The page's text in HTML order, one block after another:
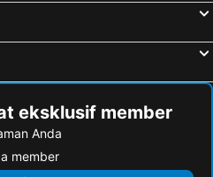
eksklusif member
Anda
member